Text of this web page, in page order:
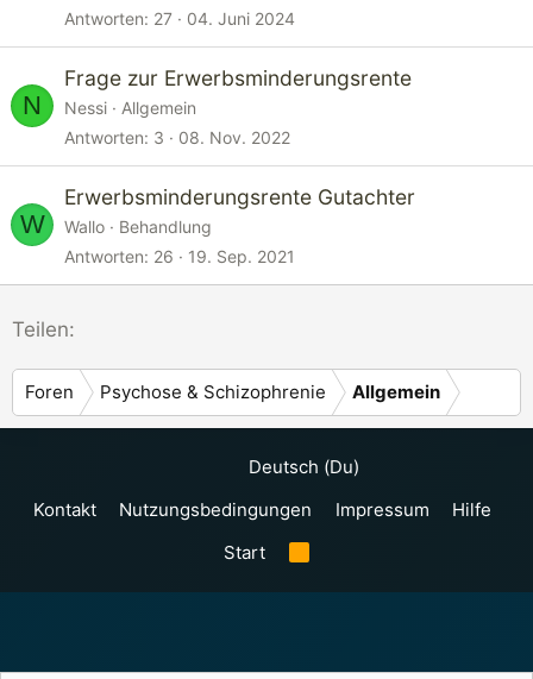
Antworten 27 04. Juni 2024
N
Frage zur Erwerbsminderungsrente
Nessi
Allgemein
Antworten 3 08. Nov. 2022
W
Erwerbsminderungsrente Gutachter
Wallo
Behandlung
Antworten 26 19. Sep. 2021
Teilen:
Foren Psychose & Schizophrenie Allgemein
Deutsch (Du)
Kontakt
Nutzungsbedingungen Impressum
Hilfe
Start
S